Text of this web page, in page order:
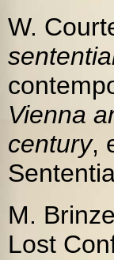
W.
Vienna
century,
M.
Lost